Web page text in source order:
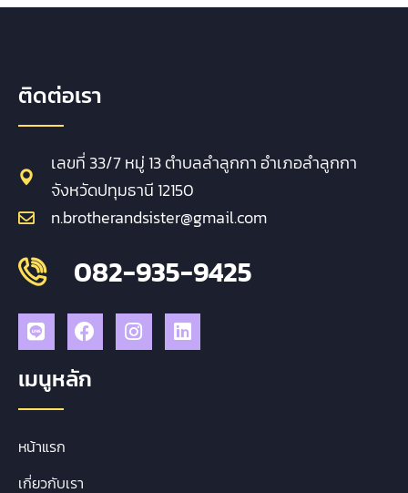
ติดต่อเรา
เลขที่ 33/7 หมู่ 13 ตำบลลำลูกกา อำเภอลำลูกกา
จังหวัดปทุมธานี 12150
n.brotherandsister@gmail.com
082-935-9425
เมนูหลัก
หน้าแรก
เกี่ยวกับเรา